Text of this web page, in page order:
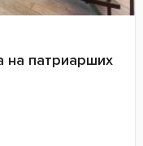
на патриарших